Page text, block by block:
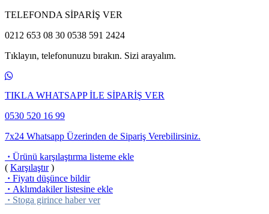
TELEFONDA SİPARİŞ VER
0212 653 08 30 0538 591 2424
Tıklayın, telefonunuzu bırakın. Sizi arayalım.
TIKLA WHATSAPP İLE SİPARİŞ VER
0530 520 16 99
7x24 Whatsapp Üzerinden de Sipariş Verebilirsiniz.
· Ürünü karşılaştırma listeme ekle
( Karşılaştır)
· Fiyatı düşünce bildir
· Aklımdakiler listesine ekle
· Stoga girince haber ver